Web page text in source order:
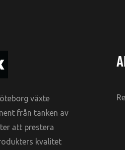
växte
från tanken av
att prestera
kvalitet